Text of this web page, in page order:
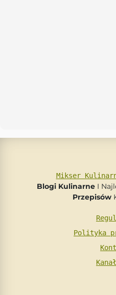
Mikser
Blogi Kulinarne I
Przepisów
Polityka